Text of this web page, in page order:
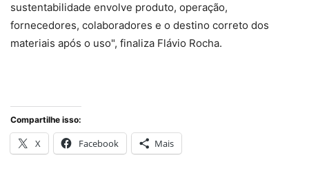
sustentabilidade envolve produto, operação,
fornecedores, colaboradores e o destino correto dos
materiais após o uso", finaliza Flávio Rocha.
Compartilhe isso:
X Facebook Mais